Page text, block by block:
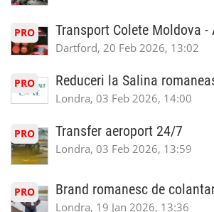
PRO Transport Colete Moldova -
Dartford, 20 Feb 2026, 13:02
PRO Reduceri la Salina
Londra, 03 Feb 2026, 14:00
PRO Transfer aeroport 24/7
Londra, 03 Feb 2026, 13:59
PRO Brand romanesc de
Londra, 19 Jan 2026, 13:36